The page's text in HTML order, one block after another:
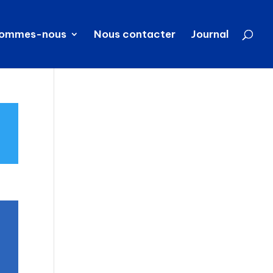
nous Nous contacter Journal